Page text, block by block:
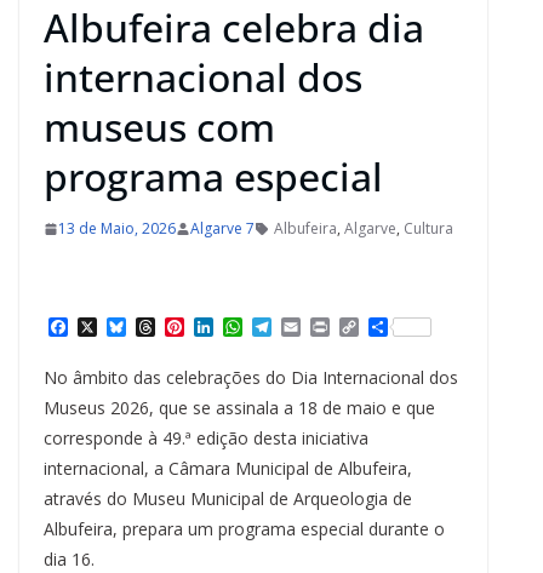
Albufeira celebra dia
internacional dos
museus com
programa especial
13 de Maio, 2026 Algarve 7 Albufeira, Algarve, Cultura
c
e
b
o
k
X B
e
s
y
T
e
a
d
s
P
n
t
e
e
s
t
L
k
e
I
n
W
t
s
p
p
T
l
e
g
a
m
E
a
i
l
P
n
t
C
y
L
n
k
S
a
r
e
No âmbito das celebrações do Dia Internacional dos
Museus 2026, que se assinala a 18 de maio e que
corresponde à 49.ª edição desta iniciativa
internacional, a Câmara Municipal de Albufeira,
através do Museu Municipal de Arqueologia de
Albufeira, prepara um programa especial durante o
dia 16.